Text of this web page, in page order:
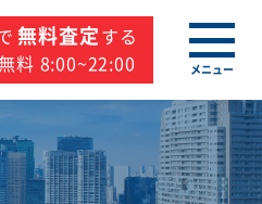
無料査定する
料 8:00~22:00
メニュー